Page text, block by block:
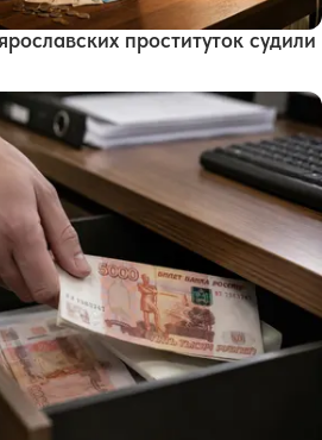
проституток судили